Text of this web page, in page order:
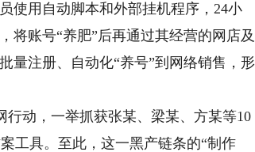
用自动脚本和外部挂机程序，24小
将账号“养肥”后再通过其经营的网店及
量注册、自动化“养号”到网络销售，形
动，一举抓获张某、梁某、方某等10
工具。至此，这一黑产链条的“制作